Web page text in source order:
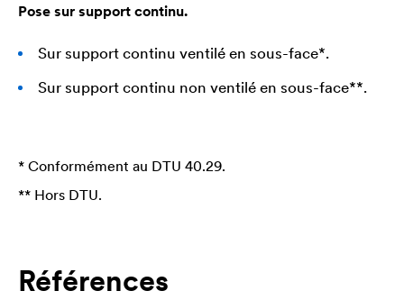
Pose sur support continu.
Sur support continu ventilé en sous-face*.
Sur support continu non ventilé en sous-face**.
* Conformément au DTU 40.29.
** Hors DTU.
Références